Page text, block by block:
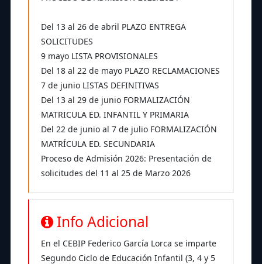
Del 13 al 26 de abril PLAZO ENTREGA
SOLICITUDES
9 mayo LISTA PROVISIONALES
Del 18 al 22 de mayo PLAZO RECLAMACIONES
7 de junio LISTAS DEFINITIVAS
Del 13 al 29 de junio FORMALIZACIÓN
MATRICULA ED. INFANTIL Y PRIMARIA
Del 22 de junio al 7 de julio FORMALIZACIÓN
MATRÍCULA ED. SECUNDARIA
Proceso de Admisión 2026: Presentación de
solicitudes del 11 al 25 de Marzo 2026
Info Adicional
En el CEBIP Federico García Lorca se imparte
Segundo Ciclo de Educación Infantil (3, 4 y 5